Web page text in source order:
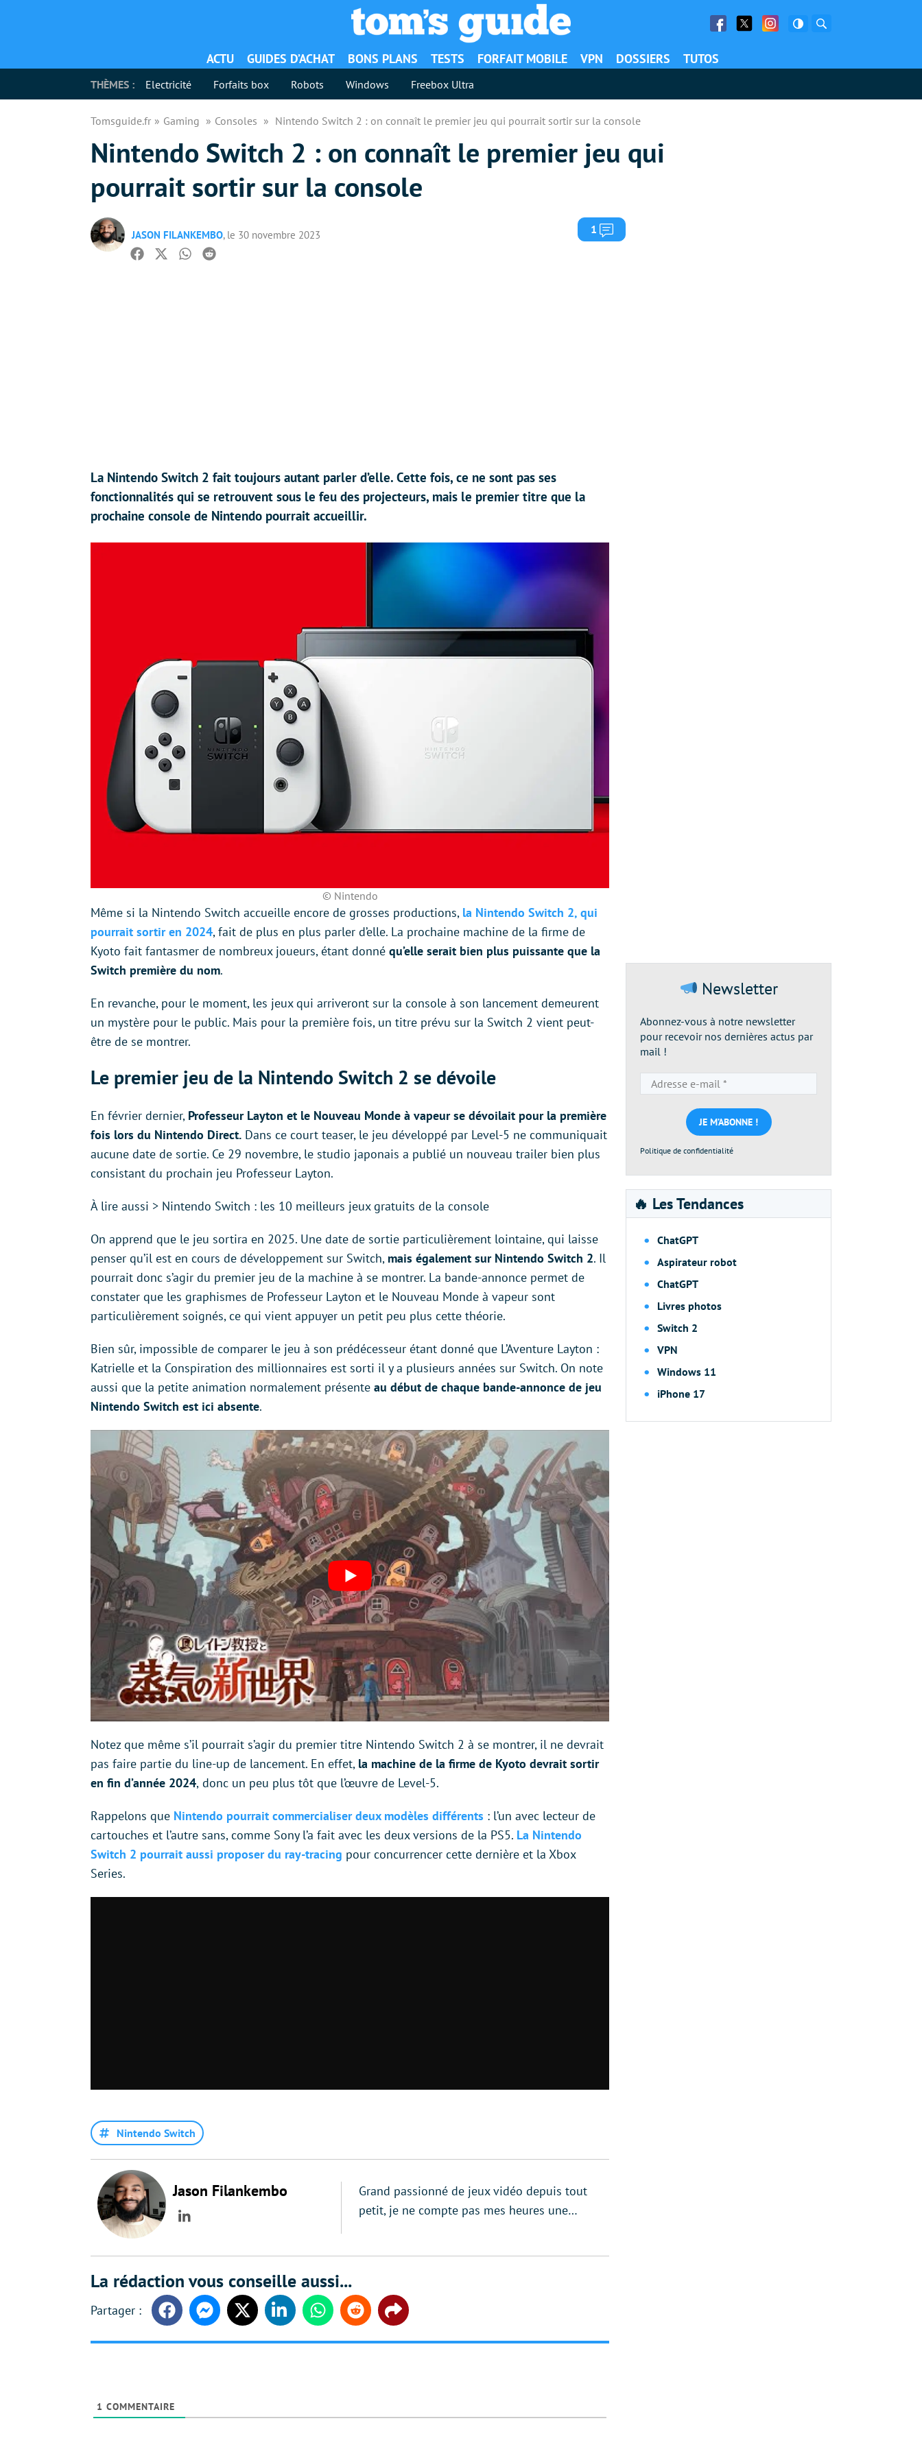
Facebook
Twitter Facebook
ACTU GUIDES D’ACHAT BONS PLANS TESTS FORFAIT MOBILE VPN DOSSIERS TUTOS
THÈMES : Electricité Forfaits box Robots Windows Freebox Ultra
Tomsguide.fr Gaming Consoles Nintendo Switch 2 : on connaît le premier jeu qui pourrait sortir sur la console
Nintendo Switch 2 : on connaît le premier jeu qui
pourrait sortir sur la console
JASON FILANKEMBO, le 30 novembre 2023 1 Commentaires
Facebook
TwitterWhatsapp
Reddit
La Nintendo Switch 2 fait toujours autant parler d’elle. Cette fois, ce ne sont pas ses
fonctionnalités qui se retrouvent sous le feu des projecteurs, mais le premier titre que la
prochaine console de Nintendo pourrait accueillir.
© Nintendo
Même si la Nintendo Switch accueille encore de grosses productions, la Nintendo Switch 2, qui
pourrait sortir en 2024, fait de plus en plus parler d’elle. La prochaine machine de la firme de
Kyoto fait fantasmer de nombreux joueurs, étant donné qu’elle serait bien plus puissante que la
Switch première du nom.
En revanche, pour le moment, les jeux qui arriveront sur la console à son lancement demeurent
un mystère pour le public. Mais pour la première fois, un titre prévu sur la Switch 2 vient peut-
être de se montrer.
Le premier jeu de la Nintendo Switch 2 se dévoile
En février dernier, Professeur Layton et le Nouveau Monde à vapeur se dévoilait pour la première
fois lors du Nintendo Direct. Dans ce court teaser, le jeu développé par Level-5 ne communiquait
aucune date de sortie. Ce 29 novembre, le studio japonais a publié un nouveau trailer bien plus
consistant du prochain jeu Professeur Layton.
À lire aussi > Nintendo Switch : les 10 meilleurs jeux gratuits de la console
On apprend que le jeu sortira en 2025. Une date de sortie particulièrement lointaine, qui laisse
penser qu’il est en cours de développement sur Switch, mais également sur Nintendo Switch 2. Il
pourrait donc s’agir du premier jeu de la machine à se montrer. La bande-annonce permet de
constater que les graphismes de Professeur Layton et le Nouveau Monde à vapeur sont
particulièrement soignés, ce qui vient appuyer un petit peu plus cette théorie.
Bien sûr, impossible de comparer le jeu à son prédécesseur étant donné que L’Aventure Layton :
Katrielle et la Conspiration des millionnaires est sorti il y a plusieurs années sur Switch. On note
aussi que la petite animation normalement présente au début de chaque bande-annonce de jeu
Nintendo Switch est ici absente.
Notez que même s’il pourrait s’agir du premier titre Nintendo Switch 2 à se montrer, il ne devrait
pas faire partie du line-up de lancement. En effet, la machine de la firme de Kyoto devrait sortir
en fin d’année 2024, donc un peu plus tôt que l’œuvre de Level-5.
Rappelons que Nintendo pourrait commercialiser deux modèles différents : l’un avec lecteur de
cartouches et l’autre sans, comme Sony l’a fait avec les deux versions de la PS5. La Nintendo
Switch 2 pourrait aussi proposer du ray-tracing pour concurrencer cette dernière et la Xbox
Series.
Nintendo Switch
Jason Filankembo
LinkedIn
Grand passionné de jeux vidéo depuis tout
petit, je ne compte pas mes heures une…
La rédaction vous conseille aussi...
FacebookMessengerTwitter LinkedinWhatsappReddit Share
1 COMMENTAIRE
Newsletter
Abonnez-vous à notre newsletter
pour recevoir nos dernières actus par
mail !
e-
mail
*
Politique de confidentialité
🔥 Les Tendances
ChatGPT
Aspirateur robot
ChatGPT
Livres photos
Switch 2
VPN
Windows 11
iPhone 17